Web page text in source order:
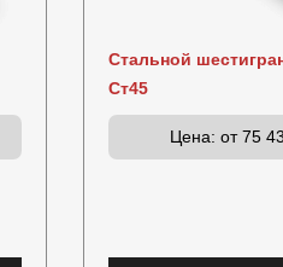
Стальной
Ст45
Цена: от 75